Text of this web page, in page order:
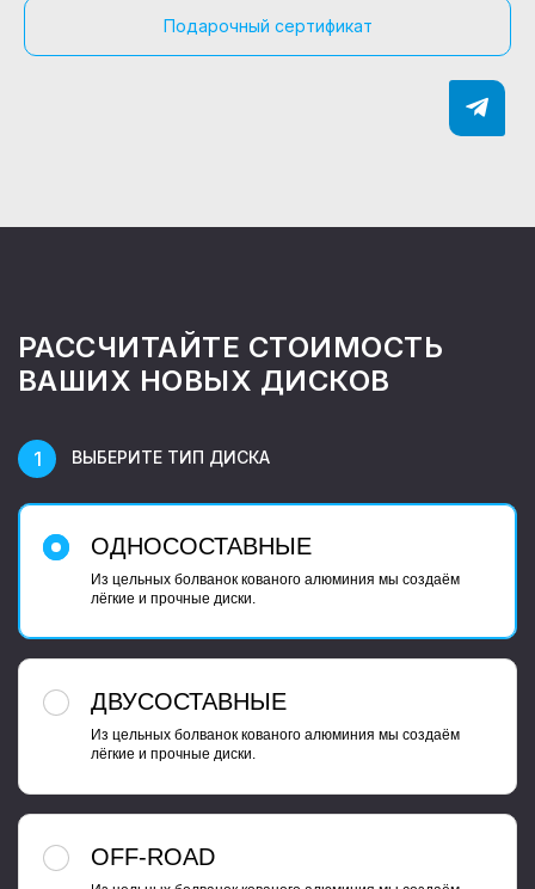
Подарочный сертификат
РАССЧИТАЙТЕ СТОИМОСТЬ
ВАШИХ НОВЫХ ДИСКОВ
ВЫБЕРИТЕ ТИП ДИСКА
ОДНОСОСТАВНЫЕ
Из цельных болванок кованого алюминия мы создаём
лёгкие и прочные диски.
ДВУСОСТАВНЫЕ
Из цельных болванок кованого алюминия мы создаём
лёгкие и прочные диски.
OFF-ROAD